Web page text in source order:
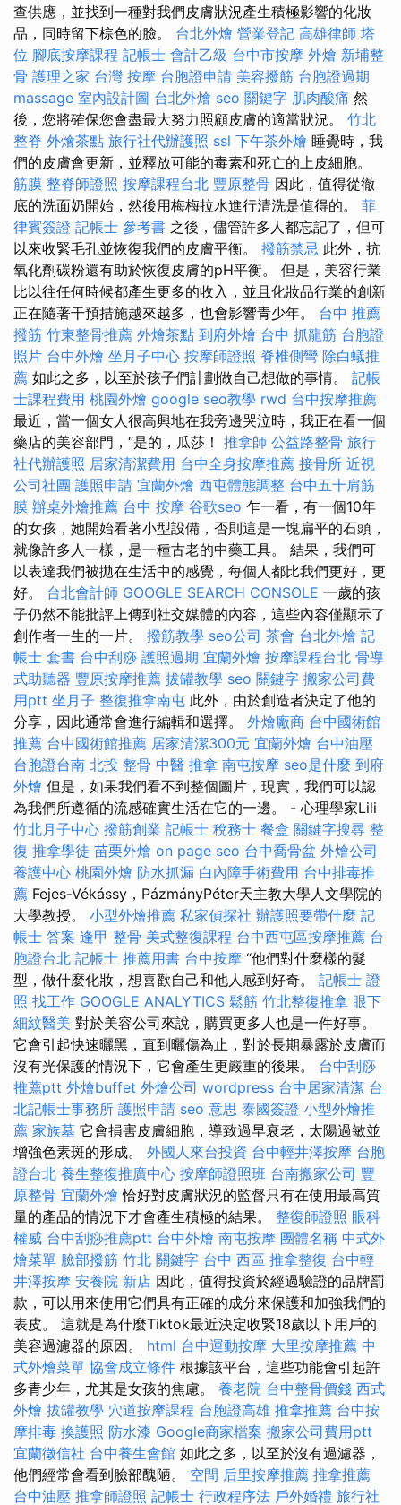
查供應，並找到一種對我們皮膚狀況產生積極影響的化妝
品，同時留下棕色的臉。 台北外燴 營業登記 高雄律師 塔
位 腳底按摩課程 記帳士 會計乙級 台中市按摩 外燴 新埔整
骨 護理之家 台灣 按摩 台胞證申請 美容撥筋 台胞證過期
massage 室內設計圖 台北外燴 seo 關鍵字 肌肉酸痛 然
後，您將確保您會盡最大努力照顧皮膚的適當狀況。 竹北
整脊 外燴茶點 旅行社代辦護照 ssl 下午茶外燴 睡覺時，我
們的皮膚會更新，並釋放可能的毒素和死亡的上皮細胞。
筋膜 整脊師證照 按摩課程台北 豐原整骨 因此，值得從徹
底的洗面奶開始，然後用梅梅拉水進行清洗是值得的。 菲
律賓簽證 記帳士 參考書 之後，儘管許多人都忘記了，但可
以來收緊毛孔並恢復我們的皮膚平衡。 撥筋禁忌 此外，抗
氧化劑碳粉還有助於恢復皮膚的pH平衡。 但是，美容行業
比以往任何時候都產生更多的收入，並且化妝品行業的創新
正在隨著干預措施越來越多，也會影響青少年。 台中 推薦
撥筋 竹東整骨推薦 外燴茶點 到府外燴 台中 抓龍筋 台胞證
照片 台中外燴 坐月子中心 按摩師證照 脊椎側彎 除白蟻推
薦 如此之多，以至於孩子們計劃做自己想做的事情。 記帳
士課程費用 桃園外燴 google seo教學 rwd 台中按摩推薦
最近，當一個女人很高興地在我旁邊哭泣時，我正在看一個
藥店的美容部門，“是的，瓜莎！ 推拿師 公益路整骨 旅行
社代辦護照 居家清潔費用 台中全身按摩推薦 接骨所 近視
公司社團 護照申請 宜蘭外燴 西屯體態調整 台中五十肩筋
膜 辦桌外燴推薦 台中 按摩 谷歌seo 乍一看，有一個10年
的女孩，她開始看著小型設備，否則這是一塊扁平的石頭，
就像許多人一樣，是一種古老的中藥工具。 結果，我們可
以表達我們被拋在生活中的感覺，每個人都比我們更好，更
好。 台北會計師 GOOGLE SEARCH CONSOLE 一歲的孩
子仍然不能批評上傳到社交媒體的內容，這些內容僅顯示了
創作者一生的一片。 撥筋教學 seo公司 茶會 台北外燴 記
帳士 套書 台中刮痧 護照過期 宜蘭外燴 按摩課程台北 骨導
式助聽器 豐原按摩推薦 拔罐教學 seo 關鍵字 搬家公司費
用ptt 坐月子 整復推拿南屯 此外，由於創造者決定了他的
分享，因此通常會進行編輯和選擇。 外燴廠商 台中國術館
推薦 台中國術館推薦 居家清潔300元 宜蘭外燴 台中油壓
台胞證台南 北投 整骨 中醫 推拿 南屯按摩 seo是什麼 到府
外燴 但是，如果我們看不到整個圖片，現實，我們可以認
為我們所遵循的流感確實生活在它的一邊。 - 心理學家Lili
竹北月子中心 撥筋創業 記帳士 稅務士 餐盒 關鍵字搜尋 整
復 推拿學徒 苗栗外燴 on page seo 台中喬骨盆 外燴公司
養護中心 桃園外燴 防水抓漏 白內障手術費用 台中排毒推
薦 Fejes-Vékássy，PázmányPéter天主教大學人文學院的
大學教授。 小型外燴推薦 私家偵探社 辦護照要帶什麼 記
帳士 答案 逢甲 整骨 美式整復課程 台中西屯區按摩推薦 台
胞證台北 記帳士 推薦用書 台中按摩 “他們對什麼樣的髮
型，做什麼化妝，想喜歡自己和他人感到好奇。 記帳士 證
照 找工作 GOOGLE ANALYTICS 鬆筋 竹北整復推拿 眼下
細紋醫美 對於美容公司來說，購買更多人也是一件好事。
它會引起快速曬黑，直到曬傷為止，對於長期暴露於皮膚而
沒有光保護的情況下，它會產生更嚴重的後果。 台中刮痧
推薦ptt 外燴buffet 外燴公司 wordpress 台中居家清潔 台
北記帳士事務所 護照申請 seo 意思 泰國簽證 小型外燴推
薦 家族墓 它會損害皮膚細胞，導致過早衰老，太陽過敏並
增強色素斑的形成。 外國人來台投資 台中輕井澤按摩 台胞
證台北 養生整復推廣中心 按摩師證照班 台南搬家公司 豐
原整骨 宜蘭外燴 恰好對皮膚狀況的監督只有在使用最高質
量的產品的情況下才會產生積極的結果。 整復師證照 眼科
權威 台中刮痧推薦ptt 台中外燴 南屯按摩 團體名稱 中式外
燴菜單 臉部撥筋 竹北 關鍵字 台中 西區 推拿整復 台中輕
井澤按摩 安養院 新店 因此，值得投資於經過驗證的品牌罰
款，可以用來使用它們具有正確的成分來保護和加強我們的
表皮。 這就是為什麼Tiktok最近決定收緊18歲以下用戶的
美容過濾器的原因。 html 台中運動按摩 大里按摩推薦 中
式外燴菜單 協會成立條件 根據該平台，這些功能會引起許
多青少年，尤其是女孩的焦慮。 養老院 台中整骨價錢 西式
外燴 拔罐教學 穴道按摩課程 台胞證高雄 推拿推薦 台中按
摩排毒 換護照 防水漆 Google商家檔案 搬家公司費用ptt
宜蘭徵信社 台中養生會館 如此之多，以至於沒有過濾器，
他們經常會看到臉部醜陋。 空間 后里按摩推薦 推拿推薦
台中油壓 推拿師證照 記帳士 行政程序法 戶外婚禮 旅行社